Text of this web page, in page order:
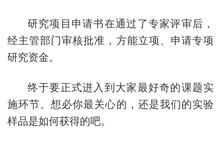
研究项目申请书在通过了专家评审后，
经主管部门审核批准，方能立项、申请专项
研究资金。
终于要正式进入到大家最好奇的课题实
施环节。想必你最关心的，还是我们的实验
样品是如何获得的吧。